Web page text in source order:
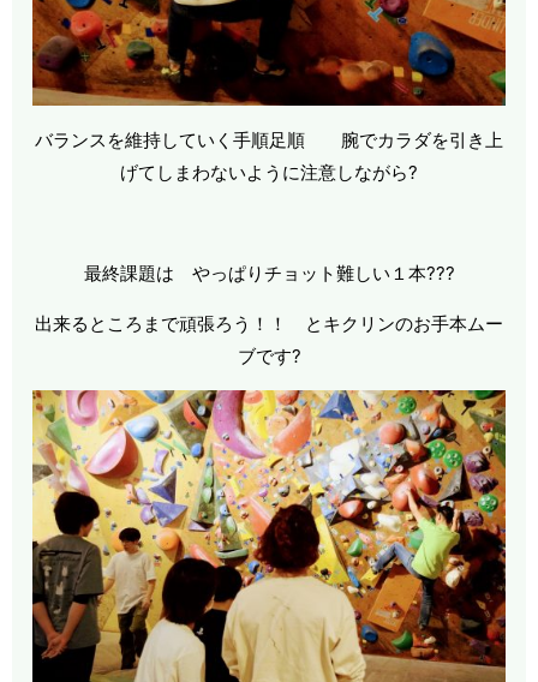
バランスを維持していく手順足順 腕でカラダを引き上
げてしまわないように注意しながら?
最終課題は やっぱりチョット難しい１本???
出来るところまで頑張ろう！！ とキクリンのお手本ムー
ブです?